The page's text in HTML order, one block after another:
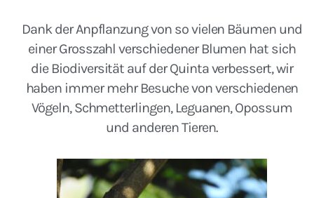
Dank der Anpflanzung von so vielen Bäumen und
einer Grosszahl verschiedener Blumen hat sich
die Biodiversität auf der Quinta verbessert, wir
haben immer mehr Besuche von verschiedenen
Vögeln, Schmetterlingen, Leguanen, Opossum
und anderen Tieren.